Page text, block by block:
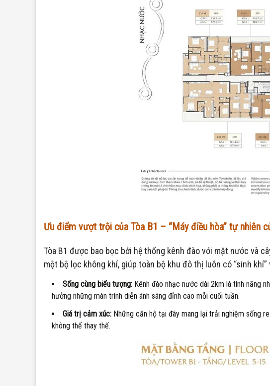
Ưu điểm vượt trội của Tòa B1 – “Máy điều hòa” tự nhiên
Tòa B1 được bao bọc bởi hệ thống kênh đào với mặt nước và
một bộ lọc không khí, giúp toàn bộ khu đô thị luôn có “sinh khí”
Sống cùng biểu tượng: Kênh đào nhạc nước dài 2km là tính năng
hưởng những màn trình diễn ánh sáng đỉnh cao mỗi cuối tuần.
Giá trị cảm xúc: Những căn hộ tại đây mang lại trải nghiệm sống
không thể thay thế.